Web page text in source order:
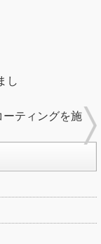
し
ーティングを施